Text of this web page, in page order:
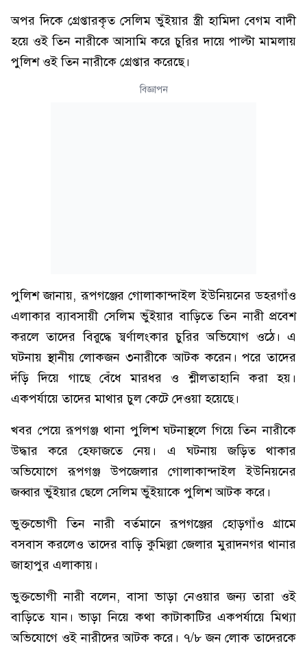
অপর দিকে গ্রেপ্তারকৃত সেলিম ভুঁইয়ার স্ত্রী হামিদা বেগম বাদী
হয়ে ওই তিন নারীকে আসামি করে চুরির দায়ে পাল্টা মামলায়
পুলিশ ওই তিন নারীকে গ্রেপ্তার করেছে।
বিজ্ঞাপন
পুলিশ জানায়, রূপগঞ্জের গোলাকান্দাইল ইউনিয়নের ডহরগাঁও
এলাকার ব্যাবসায়ী সেলিম ভুঁইয়ার বাড়িতে তিন নারী প্রবেশ
করলে তাদের বিরুদ্ধে স্বর্ণালংকার চুরির অভিযোগ ওঠে। এ
ঘটনায় স্থানীয় লোকজন ৩নারীকে আটক করেন। পরে তাদের
দঁড়ি দিয়ে গাছে বেঁধে মারধর ও শ্লীলতাহানি করা হয়।
একপর্যায়ে তাদের মাথার চুল কেটে দেওয়া হয়েছে।
খবর পেয়ে রূপগঞ্জ থানা পুলিশ ঘটনাস্থলে গিয়ে তিন নারীকে
উদ্ধার করে হেফাজতে নেয়। এ ঘটনায় জড়িত থাকার
অভিযোগে রূপগঞ্জ উপজেলার গোলাকান্দাইল ইউনিয়নের
জব্বার ভুঁইয়ার ছেলে সেলিম ভুঁইয়াকে পুলিশ আটক করে।
ভুক্তভোগী তিন নারী বর্তমানে রূপগঞ্জের হোড়গাঁও গ্রামে
বসবাস করলেও তাদের বাড়ি কুমিল্লা জেলার মুরাদনগর থানার
জাহাপুর এলাকায়।
ভুক্তভোগী নারী বলেন, বাসা ভাড়া নেওয়ার জন্য তারা ওই
বাড়িতে যান। ভাড়া নিয়ে কথা কাটাকাটির একপর্যায়ে মিথ্যা
অভিযোগে ওই নারীদের আটক করে। ৭/৮ জন লোক তাদেরকে